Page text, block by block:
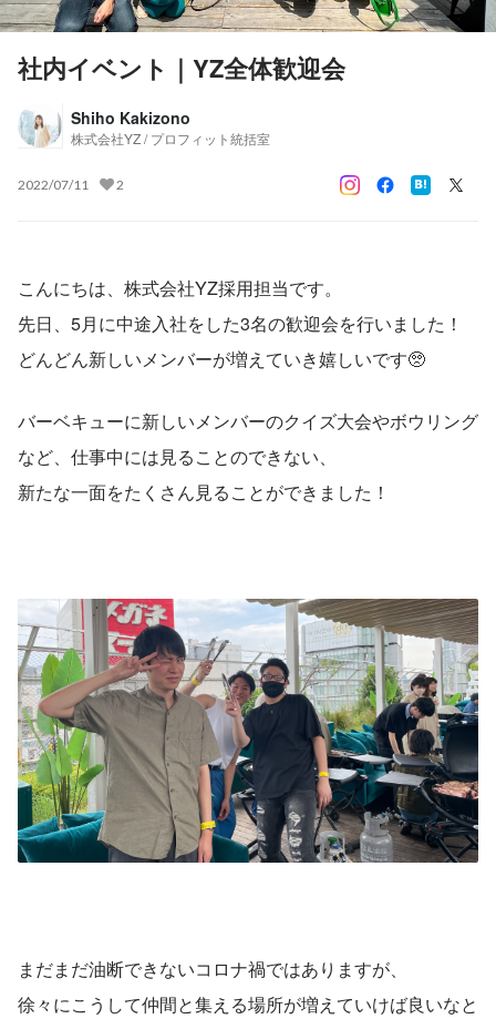
社内イベント｜YZ全体歓迎会
Shiho Kakizono
株式会社YZ / プロフィット統括室
2022/07/11 2
こんにちは、株式会社YZ採用担当です。
先日、5月に中途入社をした3名の歓迎会を行いました！
どんどん新しいメンバーが増えていき嬉しいです🥺
バーベキューに新しいメンバーのクイズ大会やボウリング
など、仕事中には見ることのできない、
新たな一面をたくさん見ることができました！
まだまだ油断できないコロナ禍ではありますが、
徐々にこうして仲間と集える場所が増えていけば良いなと